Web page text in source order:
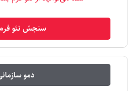
سنجش نئو فرم
دمو